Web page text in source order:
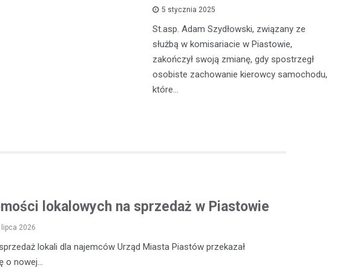
5 stycznia 2025
St.asp. Adam Szydłowski, związany ze
służbą w komisariacie w Piastowie,
zakończył swoją zmianę, gdy spostrzegł
osobiste zachowanie kierowcy samochodu,
które…
lokalowych na sprzedaż w Piastowie
lipca 2026
lokali dla najemców Urząd Miasta Piastów przekazał
nowej…